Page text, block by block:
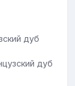
дуб